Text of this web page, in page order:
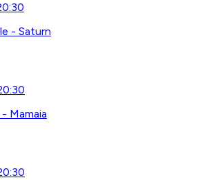
- Saturn
Mamaia